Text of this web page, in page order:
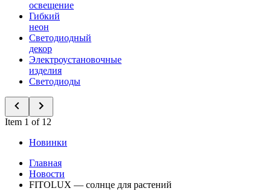
освещение
Гибкий
неон
Светодиодный
декор
Электроустановочные
изделия
Светодиоды
Item 1 of 12
Новинки
Главная
Новости
FITOLUX — солнце для растений